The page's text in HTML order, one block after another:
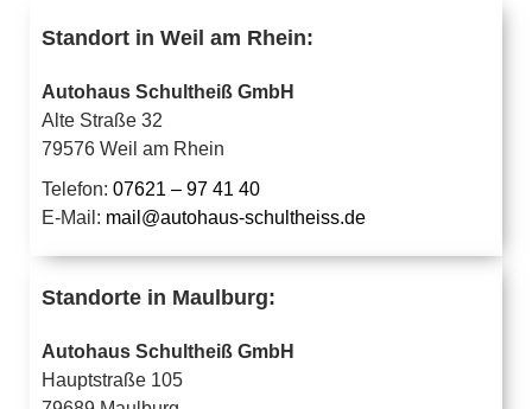
Standort in Weil am Rhein:
Autohaus Schultheiß GmbH
Alte Straße 32
79576 Weil am Rhein
Telefon: 07621 – 97 41 40
E-Mail: mail@autohaus-schultheiss.de
Standorte in Maulburg:
Autohaus Schultheiß GmbH
Hauptstraße 105